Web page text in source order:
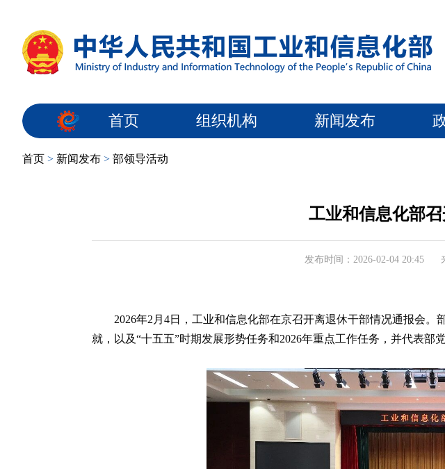
首页 组织机构 新闻发布
首页 > 新闻发布 > 部领导活动
工业和信息化部
发布时间：2026-02-04 20:45
2026年2月4日，工业和信息化部在京召开离退休干部情况通报会
就，以及“十五五”时期发展形势任务和2026年重点工作任务，并代表部